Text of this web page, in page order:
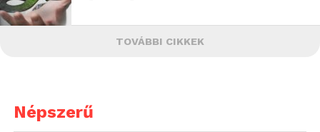
TOVÁBBI CIKKEK
Népszerű